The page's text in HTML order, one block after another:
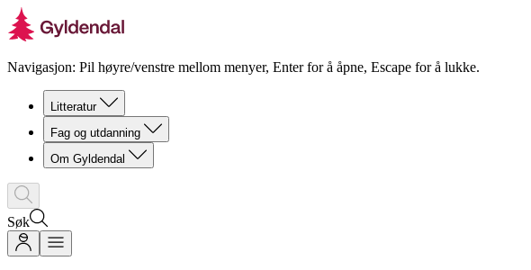
Navigasjon: Pil høyre/venstre mellom menyer, Enter for å åpne, Escape for å lukke.
Litteratur
Fag og utdanning
Om Gyldendal
Søk